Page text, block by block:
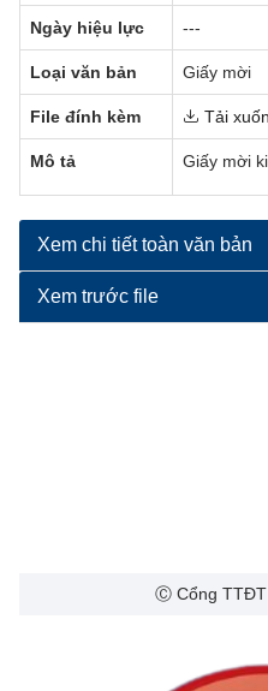
Ngày hiệu lực ---
Loại văn bản Giấy mời
File đính kèm Tải
Mô tả Giấy mời
Xem chi tiết toàn văn bản
Xem trước file
Ⓒ Cổng TTĐT